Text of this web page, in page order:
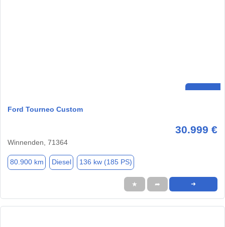
Ford Tourneo Custom
30.999 €
Winnenden, 71364
80.900 km Diesel 136 kw (185 PS)
★ ➦ ➜